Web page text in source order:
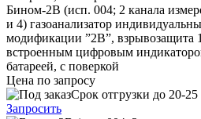
Бином-2В (исп. 004; 2 канала
и 4) газоанализатор
модификации ”2В”, взрывозащита
встроенным цифровым
батареей, с поверкой
Цена по запросу
Срок отгрузки до 20-
Запросить